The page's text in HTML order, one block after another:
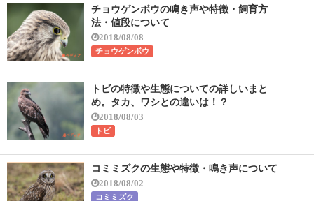
チョウゲンボウの鳴き声や特徴・飼育方
法・値段について
2018/08/08
チョウゲンボウ
トビの特徴や生態についての詳しいまと
め。タカ、ワシとの違いは！？
2018/08/03
トビ
コミミズクの生態や特徴・鳴き声について
2018/08/02
コミミズク